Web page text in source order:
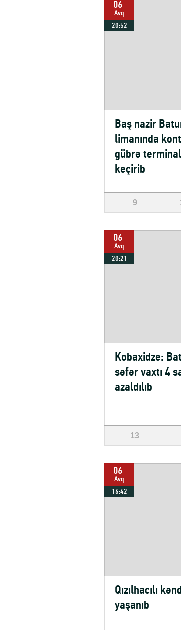
06
Avq
20:52
Baş nazir
limanında
gübrə
keçirib
9
06
Avq
20:21
Kobaxidze:
səfər vaxtı 4
azaldılıb
13
06
Avq
16:42
Qızılhacılı
yaşanıb